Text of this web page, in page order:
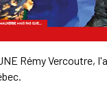
Rémy Vercoutre,